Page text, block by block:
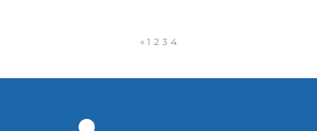
« 1 2 3 4